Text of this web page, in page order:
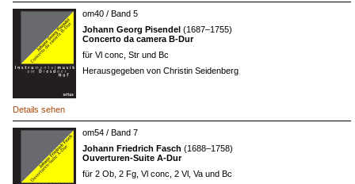
om40 / Band 5
Johann Georg Pisendel (1687–1755)
Concerto da camera B-Dur
für Vl conc, Str und Bc
Herausgegeben von Christin Seidenberg
Details sehen
om54 / Band 7
Johann Friedrich Fasch (1688–1758)
Ouverturen-Suite A-Dur
für 2 Ob, 2 Fg, Vl conc, 2 Vl, Va und Bc